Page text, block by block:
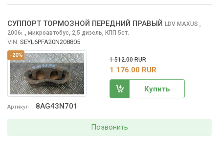
-20%
Артикул 8AG43N701
СУППОРТ ТОРМОЗНОЙ ПЕРЕДНИЙ ПРАВЫЙ LDV MAXUS ,
2006г., микроавтобус, 2,5 дизель, КПП 5ст.
VIN: SEYL6PFA20N208805
1 512.00 RUR
1 176.00 RUR
Купить
Позвонить